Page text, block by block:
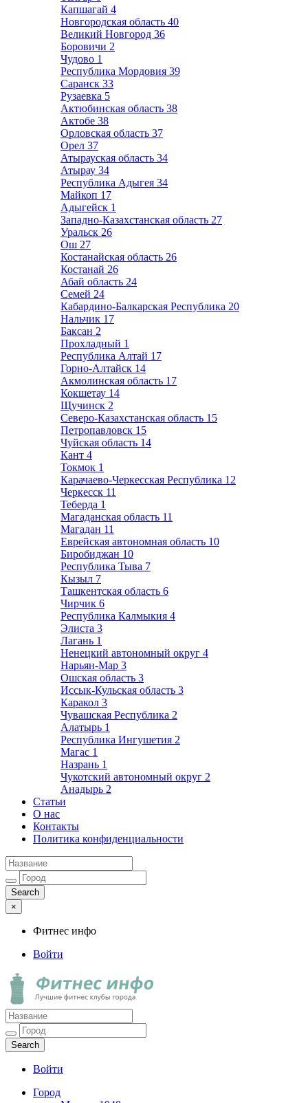
Капшагай 4
Новгородская область 40
Великий Новгород 36
Боровичи 2
Чудово 1
Республика Мордовия 39
Саранск 33
Рузаевка 5
Актюбинская область 38
Актобе 38
Орловская область 37
Орел 37
Атырауская область 34
Атырау 34
Республика Адыгея 34
Майкоп 17
Адыгейск 1
Западно-Казахстанская область 27
Уральск 26
Ош 27
Костанайская область 26
Костанай 26
Абай область 24
Семей 24
Кабардино-Балкарская Республика 20
Нальчик 17
Баксан 2
Прохладный 1
Республика Алтай 17
Горно-Алтайск 14
Акмолинская область 17
Кокшетау 14
Щучинск 2
Северо-Казахстанская область 15
Петропавловск 15
Чуйская область 14
Кант 4
Токмок 1
Карачаево-Черкесская Республика 12
Черкесск 11
Теберда 1
Магаданская область 11
Магадан 11
Еврейская автономная область 10
Биробиджан 10
Республика Тыва 7
Кызыл 7
Ташкентская область 6
Чирчик 6
Республика Калмыкия 4
Элиста 3
Лагань 1
Ненецкий автономный округ 4
Нарьян-Мар 3
Ошская область 3
Иссык-Кульская область 3
Каракол 3
Чувашская Республика 2
Алатырь 1
Республика Ингушетия 2
Магас 1
Назрань 1
Чукотский автономный округ 2
Анадырь 2
Статьи
О нас
Контакты
Политика конфиденциальности
×
Фитнес инфо
Войти
Фитнес инфо
Лучшие фитнес клубы города
Войти
Город